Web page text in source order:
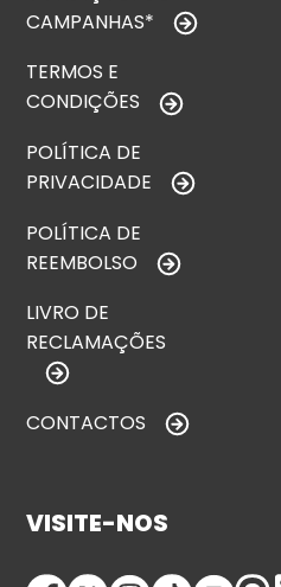
CAMPANHAS*
TERMOS E
CONDIÇÕES
POLÍTICA DE
PRIVACIDADE
POLÍTICA DE
REEMBOLSO
LIVRO DE
RECLAMAÇÕES
CONTACTOS
VISITE-NOS